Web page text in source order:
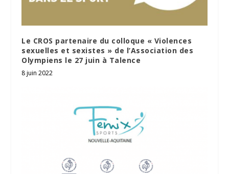
Le CROS partenaire du colloque « Violences
sexuelles et sexistes » de l’Association des
Olympiens le 27 juin à Talence
8 juin 2022